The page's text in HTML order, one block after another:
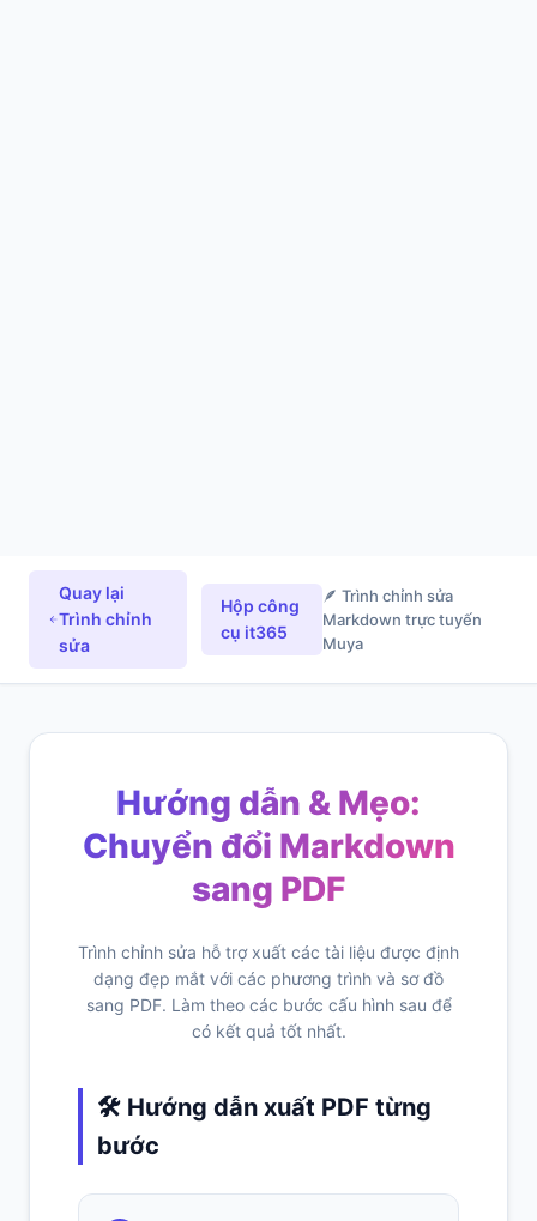
Quay lại
Trình chỉnh
sửa
Hộp công
cụ it365
🪶 Trình chỉnh sửa
Markdown trực tuyến
Muya
Hướng dẫn & Mẹo:
Chuyển đổi Markdown
sang PDF
Trình chỉnh sửa hỗ trợ xuất các tài liệu được định
dạng đẹp mắt với các phương trình và sơ đồ
sang PDF. Làm theo các bước cấu hình sau để
có kết quả tốt nhất.
🛠️ Hướng dẫn xuất PDF từng
bước